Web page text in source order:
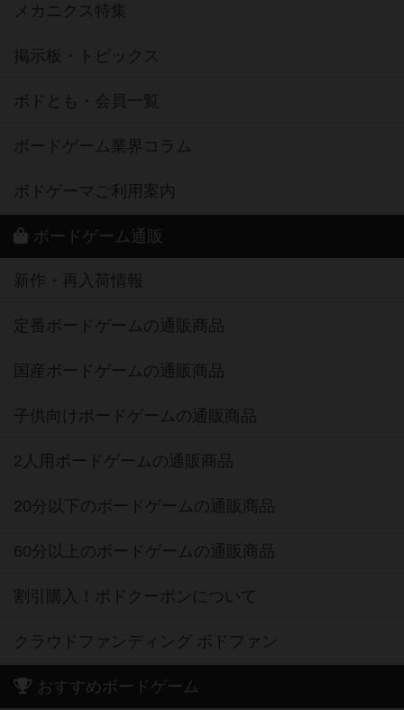
メカニクス特集
掲示板・トピックス
ボドとも・会員一覧
ボードゲーム業界コラム
ボドゲーマご利用案内
ボードゲーム通販
新作・再入荷情報
定番ボードゲームの通販商品
国産ボードゲームの通販商品
子供向けボードゲームの通販商品
2人用ボードゲームの通販商品
20分以下のボードゲームの通販商品
60分以上のボードゲームの通販商品
割引購入！ボドクーポンについて
クラウドファンディング ボドファン
おすすめボードゲーム